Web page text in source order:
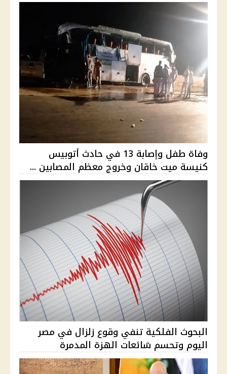
وفاة طفل وإصابة 13 في حادث أتوبيس
كنيسة ميت خاقان وخروج معظم المصابين ...
البحوث الفلكية تنفي وقوع زلزال في مصر
اليوم وتحسم شائعات الهزة المدمرة